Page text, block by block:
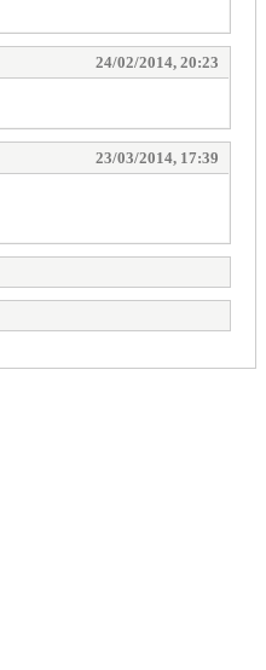
24/02/2014, 20:23
23/03/2014, 17:39